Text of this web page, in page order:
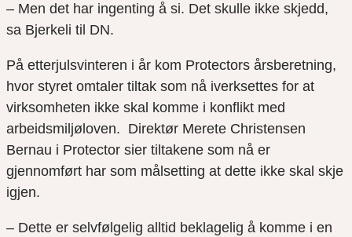
– Men det har ingenting å si. Det skulle ikke skjedd,
sa Bjerkeli til DN.
På etterjulsvinteren i år kom Protectors årsberetning,
hvor styret omtaler tiltak som nå iverksettes for at
virksomheten ikke skal komme i konflikt med
arbeidsmiljøloven. Direktør Merete Christensen
Bernau i Protector sier tiltakene som nå er
gjennomført har som målsetting at dette ikke skal skje
igjen.
– Dette er selvfølgelig alltid beklagelig å komme i en